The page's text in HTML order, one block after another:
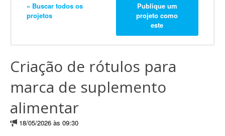
« Buscar todos os
projetos
Publique um
projeto como
este
Criação de rótulos para
marca de suplemento
alimentar
18/05/2026 às 09:30